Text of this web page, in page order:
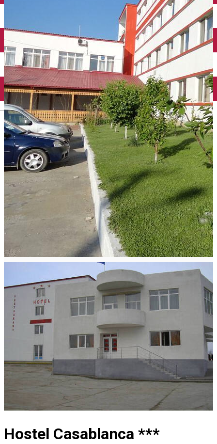
English
Încărcare vehicule electrice
Hostel Casablanca ***